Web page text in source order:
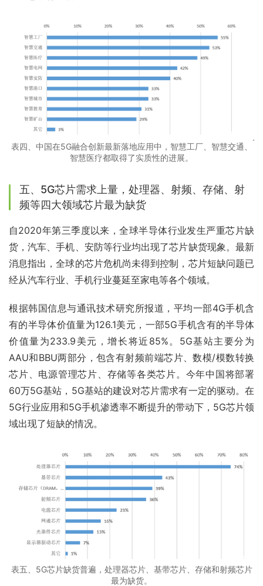
表四、中国在5G融合创新最新落地应用中，智慧工厂、智慧交通、
智慧医疗都取得了实质性的进展。
五、5G芯片需求上量，处理器、射频、存储、射
频等四大领域芯片最为缺货
自2020年第三季度以来，全球半导体行业发生严重芯片缺
货，汽车、手机、安防等行业均出现了芯片缺货现象。最新
消息指出，全球的芯片危机尚未得到控制，芯片短缺问题已
经从汽车行业、手机行业蔓延至家电等各个领域。
根据韩国信息与通讯技术研究所报道，平均一部4G手机含
有的半导体价值量为126.1美元，一部5G手机含有的半导体
价值量为233.9美元，增长将近85%。5G基站主要分为
AAU和BBU两部分，包含有射频前端芯片、数模/模数转换
芯片、电源管理芯片、存储等各类芯片。今年中国将部署
60万5G基站，5G基站的建设对芯片需求有一定的驱动。在
5G行业应用和5G手机渗透率不断提升的带动下，5G芯片领
域出现了短缺的情况。
表五、5G芯片缺货普遍，处理器芯片、基带芯片、存储和射频芯片
最为缺货。